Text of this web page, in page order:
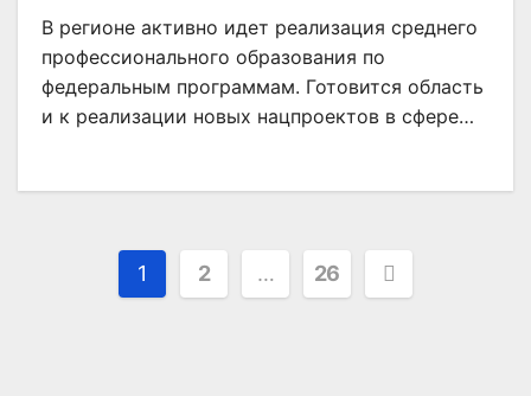
В регионе активно идет реализация среднего
профессионального образования по
федеральным программам. Готовится область
и к реализации новых нацпроектов в сфере…
Пагинация
1 2 … 26